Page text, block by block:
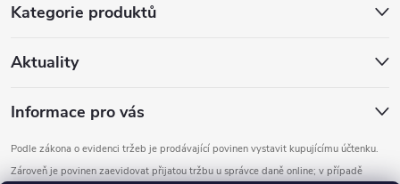
Kategorie produktů
Aktuality
Informace pro vás
Podle zákona o evidenci tržeb je prodávající povinen vystavit kupujícímu účtenku.
Zároveň je povinen zaevidovat přijatou tržbu u správce daně online; v případě